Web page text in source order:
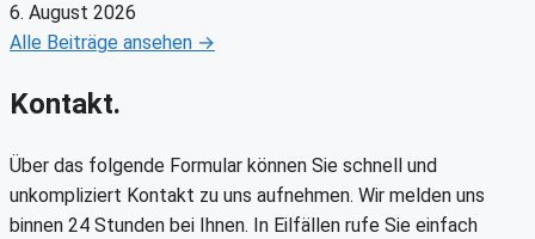
6. August 2026
Alle Beiträge ansehen →
Kontakt.
Über das folgende Formular können Sie schnell und
unkompliziert Kontakt zu uns aufnehmen. Wir melden uns
binnen 24 Stunden bei Ihnen. In Eilfällen rufe Sie einfach